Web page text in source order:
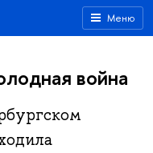
Меню
война